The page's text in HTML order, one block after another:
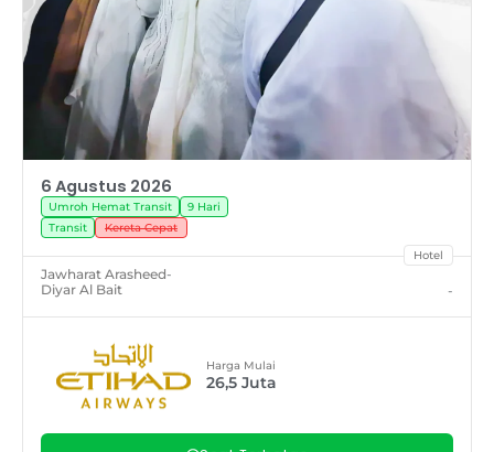
6 Agustus 2026
Umroh Hemat Transit
9 Hari
Transit
Kereta Cepat
Hotel
Jawharat Arasheed-
Diyar Al Bait
-
Harga Mulai
26,5 Juta